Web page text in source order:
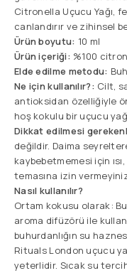
Citronella Uçucu Yağı,
canlandırır ve zihinsel
Ürün boyutu: 10 ml
Ürün içeriği: %100
Elde edilme metodu:
Ne için kullanılır?: Cilt,
antioksidan özelliğiyle
hoş kokulu bir uçucu
Dikkat edilmesi
değildir. Daima
kaybebetmemesi için
temasına izin
Nasıl kullanılır?
Ortam kokusu olarak:
aroma difüzörü ile
buhurdanlığın su
Rituals London uçucu
yeterlidir. Sıcak su